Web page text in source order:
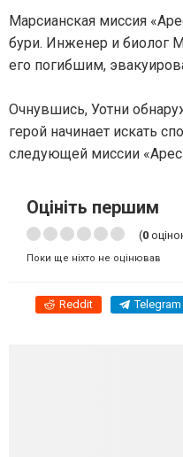
Марсианская миссия
бури. Инженер и биолог
его погибшим,
Очнувшись, Уотни
герой начинает искать
следующей миссии
Оцініть першим
(0
Поки ще ніхто не оцінював
Reddit Telegram